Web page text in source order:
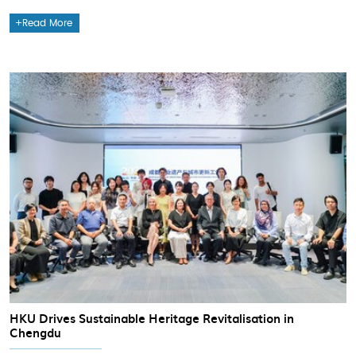
Read More
HKU Drives Sustainable Heritage Revitalisation in
Chengdu